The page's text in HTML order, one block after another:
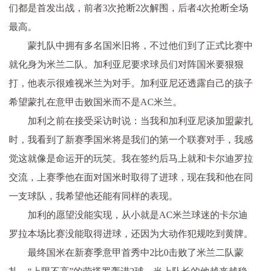
们都是首发出战，前者3次抢断2次解围，后者4次抢断全场
最高。
蒙扎队中拥有多名国米旧将，不过他们到了正式比赛中
就化身为米兰二队。加利亚尼要求球员们对阵国米要狠狠
打，他表示很难视米兰为对手。加利亚尼还透露自己的孩子
希望蒙扎在意甲击败国米而不是AC米兰。
加利之前在接受采访时说：当我和加利亚尼谈加盟蒙扎
时，我看到了新赛季国米将是我们的第一个联赛对手，我感
觉这就像是命运开的玩笑。我在签约后马上就和卡尔迪罗拉
交流，上赛季他在面对国米时取得了进球，现在我和他在同
一支球队，我希望他还能有同样的表现。
加利的愿望没能实现，从小就是AC米兰球迷的卡尔迪
罗拉本场比赛没能取得进球，还因为大动作犯规吃到黄牌。
最终国米在新赛季意甲首秀中2比0击败了米兰二队蒙